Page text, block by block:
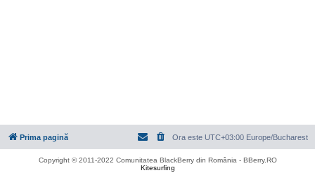
Prima pagină Ora este UTC+03:00 Europe/Bucharest
Copyright © 2011-2022 Comunitatea BlackBerry din România - BBerry.RO
Kitesurfing